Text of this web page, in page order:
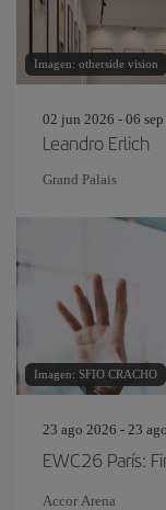
Imagen: otherside vision
02 jun 2026 - 06
Leandro Erlich
Grand Palais
Imagen: SFIO CRACHO
23 ago 2026 - 23
EWC26 París:
Accor Arena